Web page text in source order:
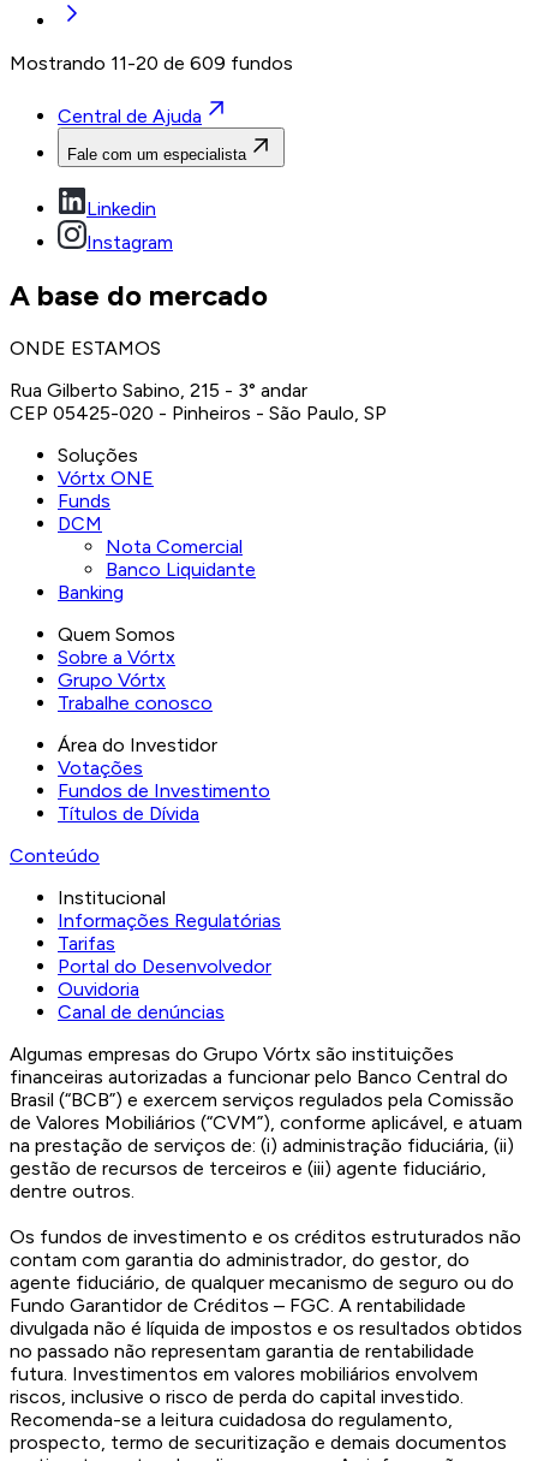
Mostrando 11-20 de 609 fundos
Central de Ajuda
Fale com um especialista
Linkedin
Instagram
A base do mercado
ONDE ESTAMOS
Rua Gilberto Sabino, 215 - 3° andar
CEP 05425-020 - Pinheiros - São Paulo, SP
Soluções
Vórtx ONE
Funds
DCM
Nota Comercial
Banco Liquidante
Banking
Quem Somos
Sobre a Vórtx
Grupo Vórtx
Trabalhe conosco
Área do Investidor
Votações
Fundos de Investimento
Títulos de Dívida
Conteúdo
Institucional
Informações Regulatórias
Tarifas
Portal do Desenvolvedor
Ouvidoria
Canal de denúncias
Algumas empresas do Grupo Vórtx são instituições
financeiras autorizadas a funcionar pelo Banco Central do
Brasil (“BCB”) e exercem serviços regulados pela Comissão
de Valores Mobiliários (“CVM”), conforme aplicável, e atuam
na prestação de serviços de: (i) administração fiduciária, (ii)
gestão de recursos de terceiros e (iii) agente fiduciário,
dentre outros.
Os fundos de investimento e os créditos estruturados não
contam com garantia do administrador, do gestor, do
agente fiduciário, de qualquer mecanismo de seguro ou do
Fundo Garantidor de Créditos – FGC. A rentabilidade
divulgada não é líquida de impostos e os resultados obtidos
no passado não representam garantia de rentabilidade
futura. Investimentos em valores mobiliários envolvem
riscos, inclusive o risco de perda do capital investido.
Recomenda-se a leitura cuidadosa do regulamento,
prospecto, termo de securitização e demais documentos